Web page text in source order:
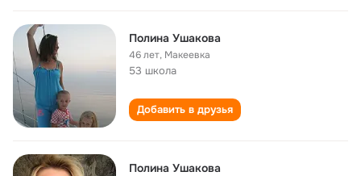
Полина Ушакова
46 лет, Макеевка
53 школа
Добавить в друзья
Полина Ушакова